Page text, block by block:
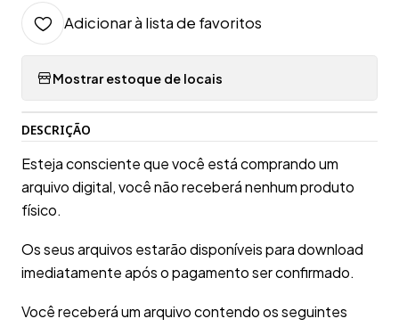
Adicionar à lista de favoritos
Mostrar estoque de locais
DESCRIÇÃO
Esteja consciente que você está comprando um
arquivo digital, você não receberá nenhum produto
físico.
Os seus arquivos estarão disponíveis para download
imediatamente após o pagamento ser confirmado.
Você receberá um arquivo contendo os seguintes